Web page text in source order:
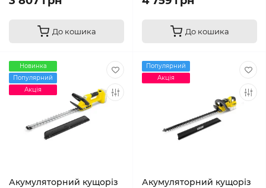
До кошика До кошика
Новинка
Популярний
Акція
Акумуляторний кущоріз
Популярний
Акція
Акумуляторний кущоріз